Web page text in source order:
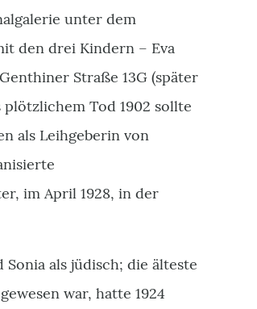
unter dem
den drei Kindern – Eva
Straße 13G (später
Tod 1902 sollte
als Leihgeberin von
im April 1928, in der
als jüdisch; die älteste
war, hatte 1924